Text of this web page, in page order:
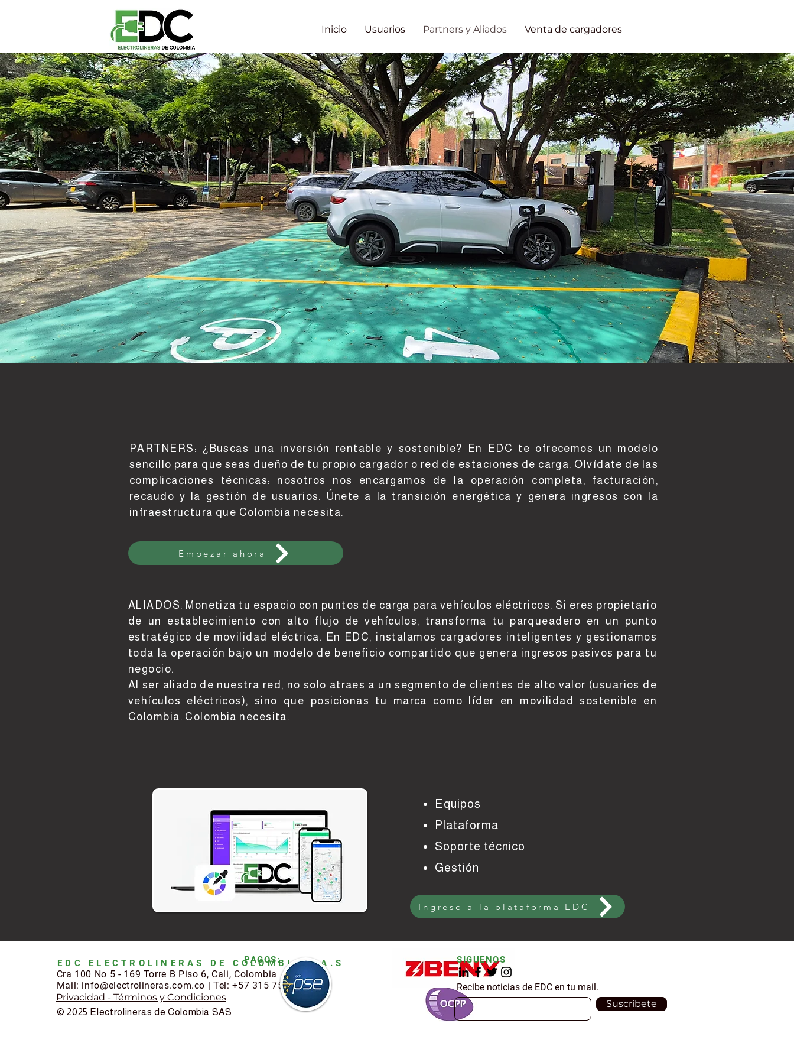
Inicio Usuarios Partners y Aliados Venta de cargadores
PARTNERS: ¿Buscas una inversión rentable y sostenible? En EDC te ofrecemos un modelo
sencillo para que seas dueño de tu propio cargador o red de estaciones de carga. Olvídate de las
complicaciones técnicas: nosotros nos encargamos de la operación completa, facturación,
recaudo y la gestión de usuarios. Únete a la transición energética y genera ingresos con la
infraestructura que Colombia necesita.
Empezar ahora
ALIADOS: Monetiza tu espacio con puntos de carga para vehículos eléctricos. Si eres propietario
de un establecimiento con alto flujo de vehículos, transforma tu parqueadero en un punto
estratégico de movilidad eléctrica. En EDC, instalamos cargadores inteligentes y gestionamos
toda la operación bajo un modelo de beneficio compartido que genera ingresos pasivos para tu
negocio.
Al ser aliado de nuestra red, no solo atraes a un segmento de clientes de alto valor (usuarios de
vehículos eléctricos), sino que posicionas tu marca como líder en movilidad sostenible en
Colombia. Colombia necesita.
Equipos
Plataforma
Soporte técnico
Gestión
Ingreso a la plataforma EDC
EDC ELECTROLINERAS DE COLOMBIA S.A.S
Cra 100 No 5 - 169 Torre B Piso 6, Cali, Colombia
Mail: info@electrolineras.com.co |Tel: +57 315 754 1244
Privacidad - Términos y Condiciones
© 2025 Electrolineras de Colombia SAS
PAGOS: SIGUENOS
Recibe noticias de EDC en tu mail.
Suscríbete